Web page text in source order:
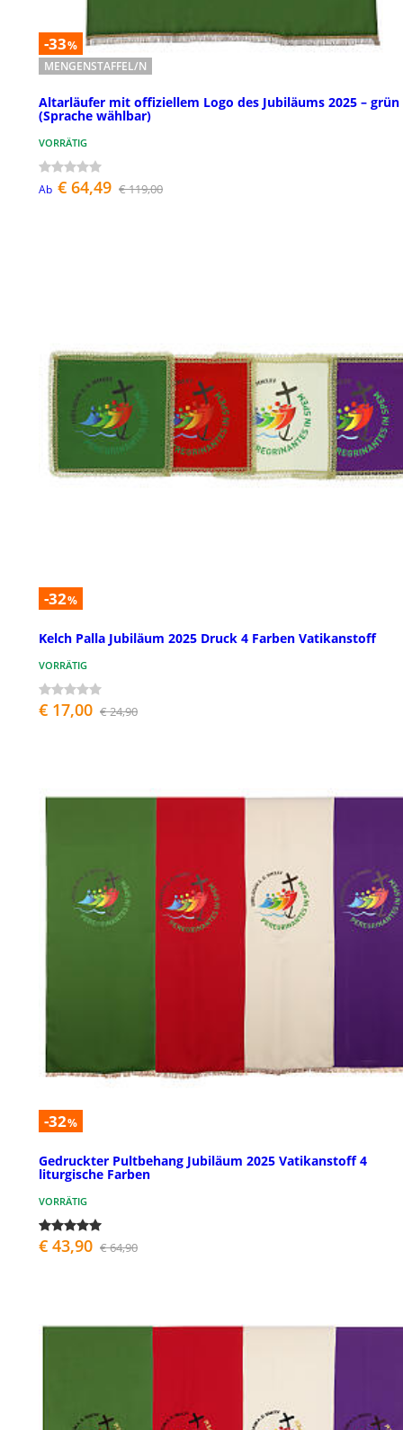
-33%
MENGENSTAFFEL/N
Altarläufer mit offiziellem Logo des Jubiläums 2025 – grün
(Sprache wählbar)
VORRÄTIG
Ab € 64,49 € 119,00
-32%
Kelch Palla Jubiläum 2025 Druck 4 Farben Vatikanstoff
VORRÄTIG
€ 17,00 € 24,90
-32%
Gedruckter Pultbehang Jubiläum 2025 Vatikanstoff 4
liturgische Farben
VORRÄTIG
€ 43,90 € 64,90